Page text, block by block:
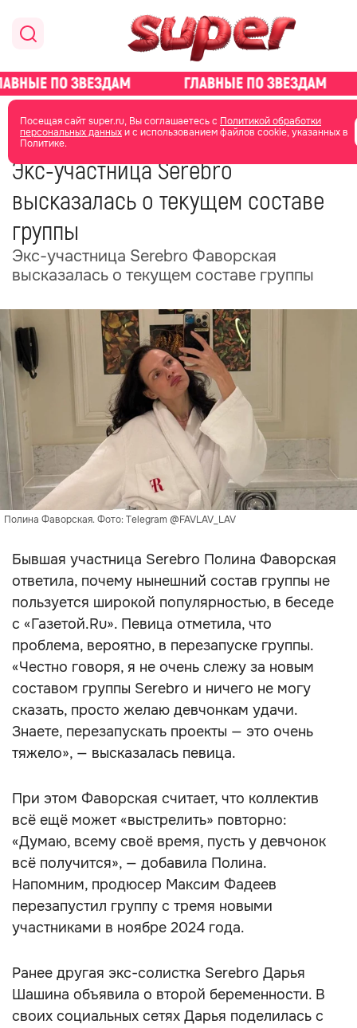
Посещая сайт super.ru, Вы соглашаетесь с Политикой обработки
персональных данныхи с использованием файлов cookie, указанных в
Политике.
главная новости о звездах новости
22 июля 2025
Экс-участница Serebro
высказалась о текущем составе
группы
Экс-участница Serebro Фаворская
высказалась о текущем составе группы
Полина Фаворская. Фото: Telegram @FAVLAV_LAV
Бывшая участница Serebro Полина Фаворская
ответила, почему нынешний состав группы не
пользуется широкой популярностью, в беседе
с «Газетой.Ru». Певица отметила, что
проблема, вероятно, в перезапуске группы.
«Честно говоря, я не очень слежу за новым
составом группы Serebro и ничего не могу
сказать, просто желаю девчонкам удачи.
Знаете, перезапускать проекты — это очень
тяжело», — высказалась певица.
При этом Фаворская считает, что коллектив
всё ещё может «выстрелить» повторно:
«Думаю, всему своё время, пусть у девчонок
всё получится», — добавила Полина.
Напомним, продюсер Максим Фадеев
перезапустил группу с тремя новыми
участниками в ноябре 2024 года.
Ранее другая экс-солистка Serebro Дарья
Шашина объявила о второй беременности. В
своих социальных сетях Дарья поделилась с